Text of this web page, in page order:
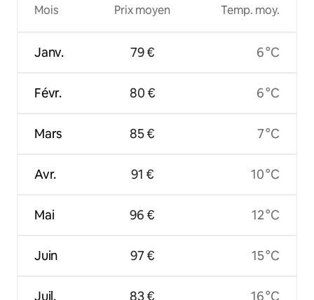
Mois
Janv.
Févr.
Mars
Avr.
Mai
Juin
Juil.
Prix moyen
79 €
80 €
85 €
91 €
96 €
97 €
83 €
Temp. moy.
6 °C
6 °C
7 °C
10 °C
12 °C
15 °C
16 °C